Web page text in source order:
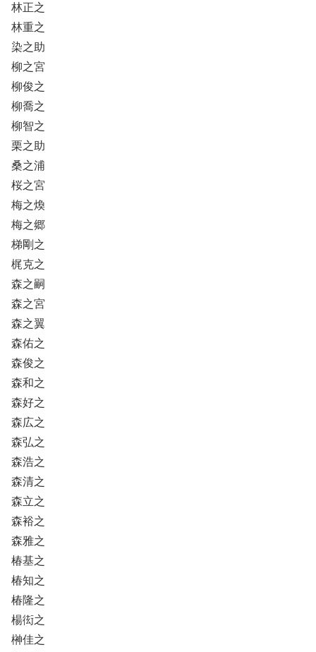
林正之
林重之
染之助
柳之宮
柳俊之
柳喬之
柳智之
栗之助
桑之浦
桜之宮
梅之煥
梅之郷
梯剛之
梶克之
森之嗣
森之宮
森之翼
森佑之
森俊之
森和之
森好之
森広之
森弘之
森浩之
森清之
森立之
森裕之
森雅之
椿基之
椿知之
椿隆之
楊衒之
榊佳之